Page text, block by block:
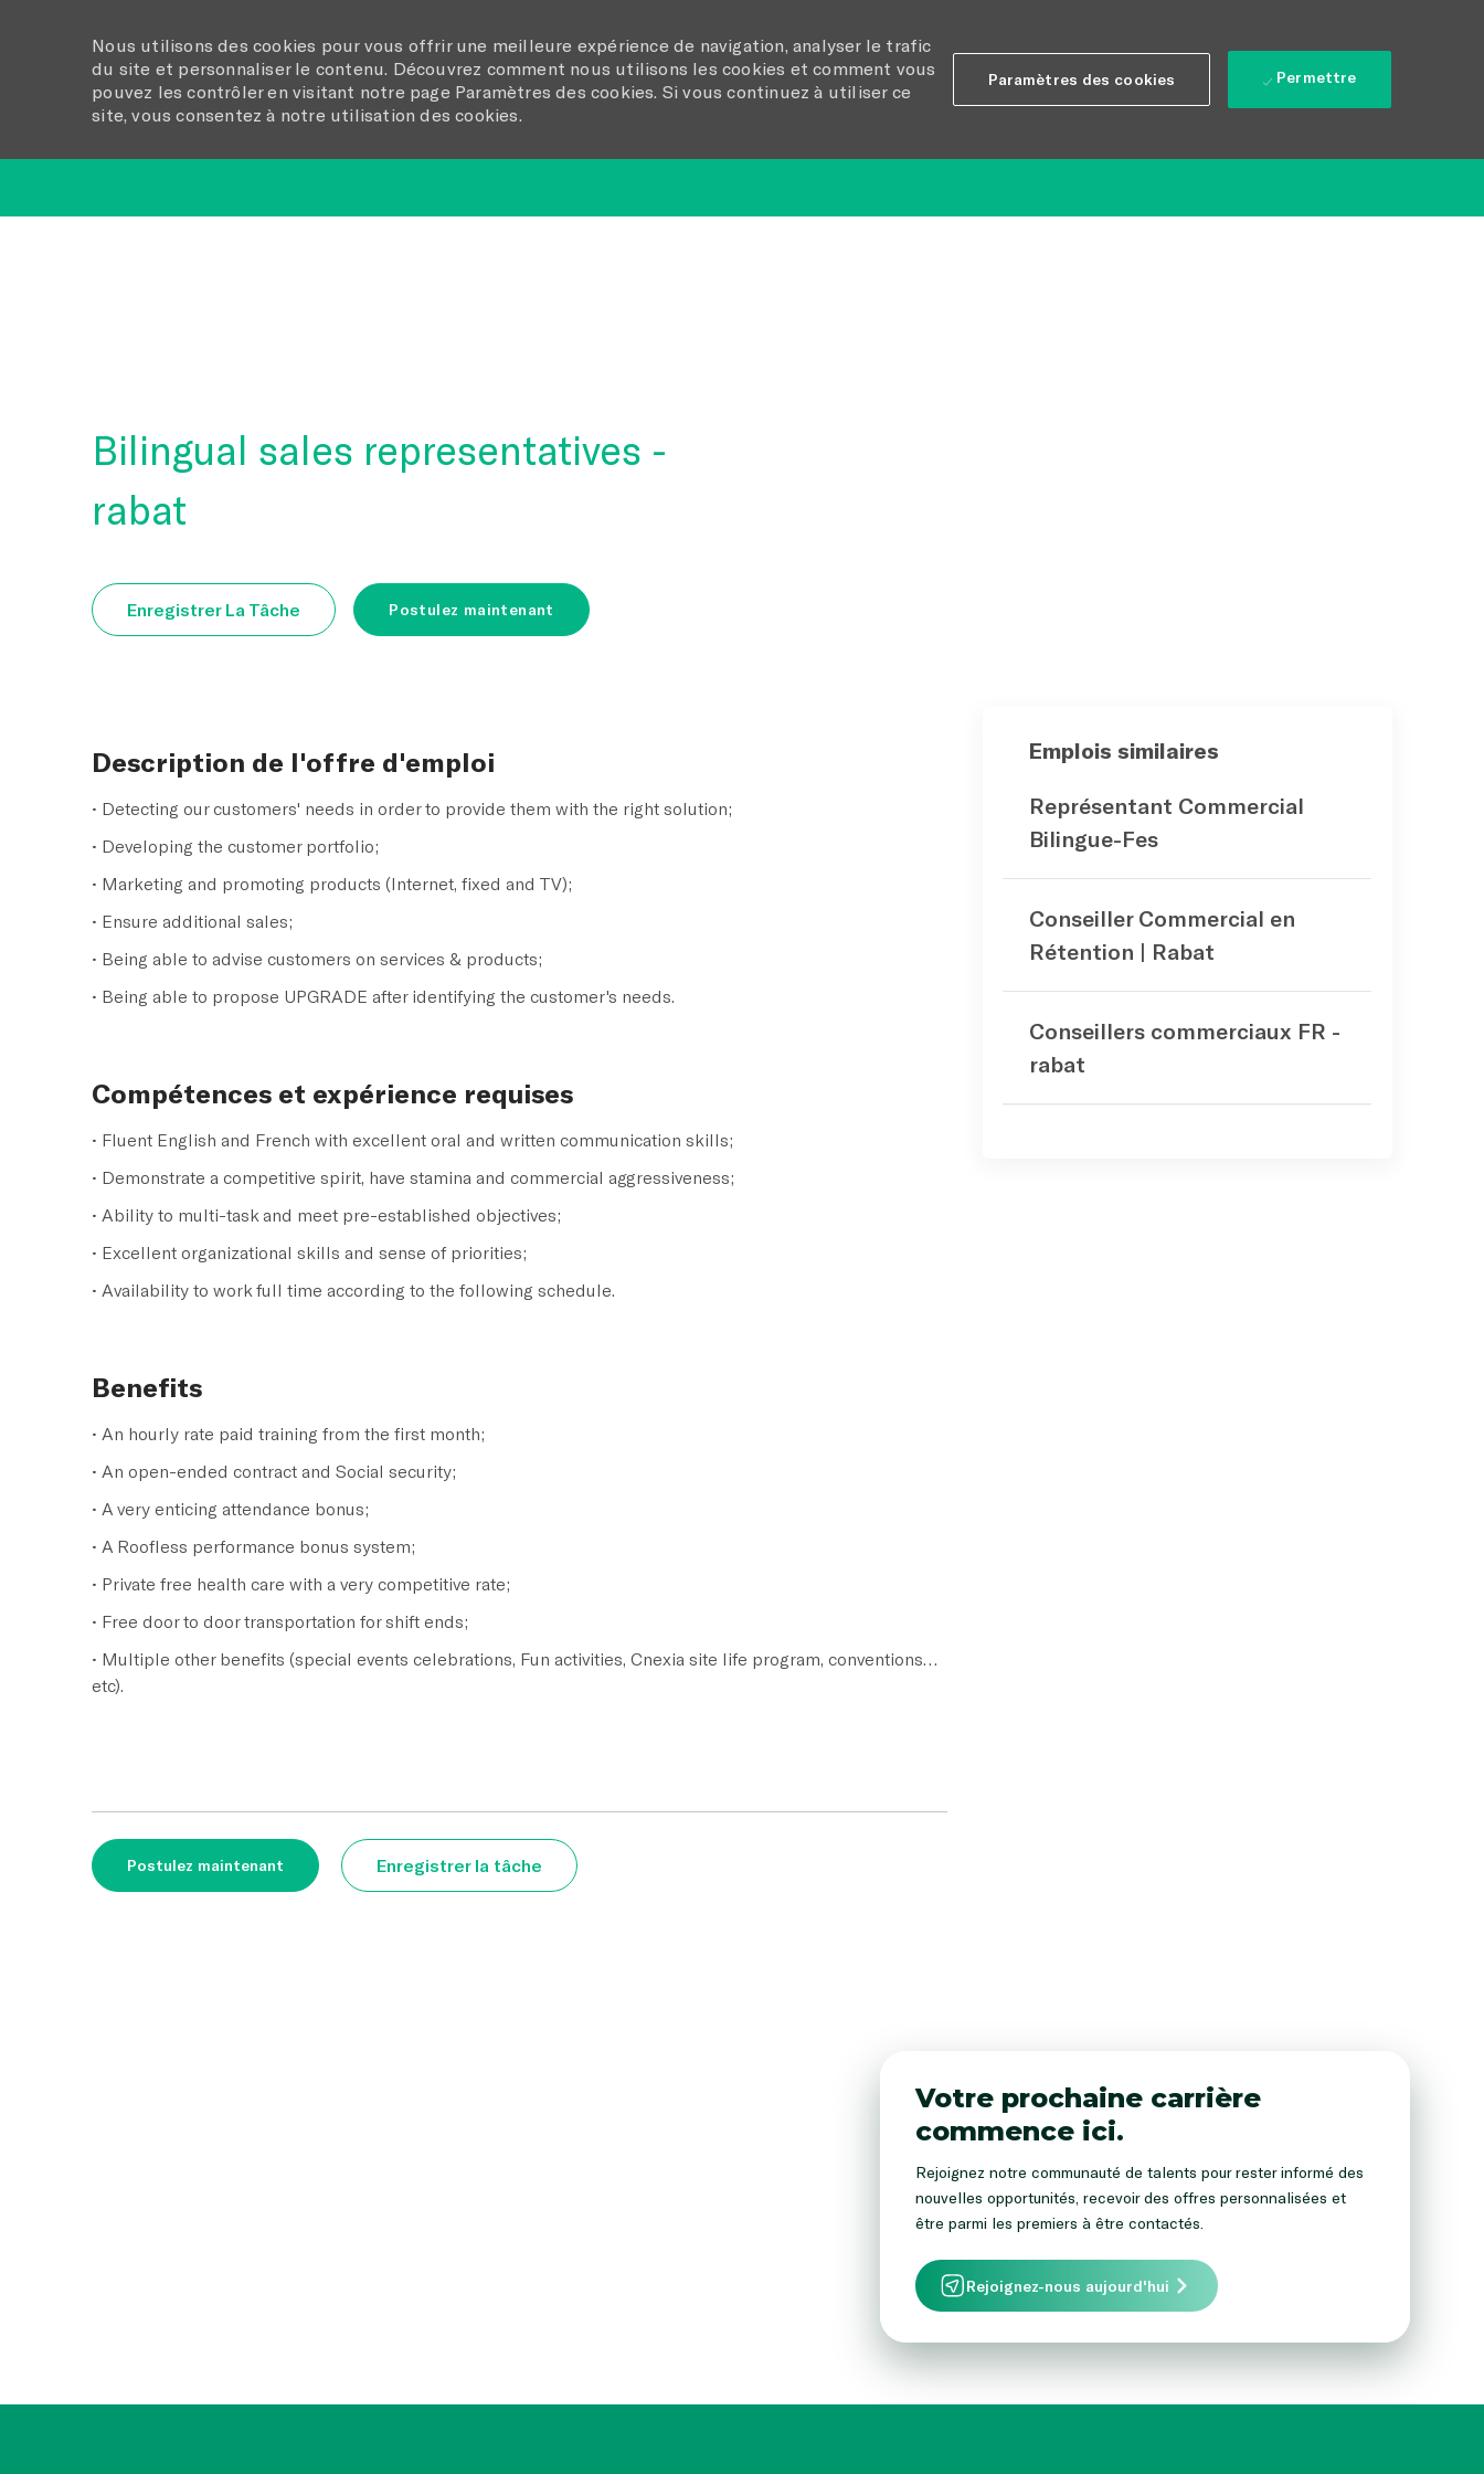
Nous utilisons des cookies pour vous offrir une meilleure expérience de navigation, analyser le trafic
du site et personnaliser le contenu. Découvrez comment nous utilisons les cookies et comment vous
pouvez les contrôler en visitant notre page Paramètres des cookies. Si vous continuez à utiliser ce
site, vous consentez à notre utilisation des cookies.
Paramètres des cookies Permettre
Bilingual sales representatives -
rabat
Enregistrer La Tâche Postulez maintenant
Description de l'offre d'emploi
• Detecting our customers' needs in order to provide them with the right solution;
• Developing the customer portfolio;
• Marketing and promoting products (Internet, fixed and TV);
• Ensure additional sales;
• Being able to advise customers on services & products;
• Being able to propose UPGRADE after identifying the customer's needs.
Compétences et expérience requises
• Fluent English and French with excellent oral and written communication skills;
• Demonstrate a competitive spirit, have stamina and commercial aggressiveness;
• Ability to multi-task and meet pre-established objectives;
• Excellent organizational skills and sense of priorities;
• Availability to work full time according to the following schedule.
Benefits
• An hourly rate paid training from the first month;
• An open-ended contract and Social security;
• A very enticing attendance bonus;
• A Roofless performance bonus system;
• Private free health care with a very competitive rate;
• Free door to door transportation for shift ends;
• Multiple other benefits (special events celebrations, Fun activities, Cnexia site life program, conventions…
etc).
Postulez maintenant Enregistrer la tâche
Emplois similaires
Représentant Commercial
Bilingue-Fes
Conseiller Commercial en
Rétention | Rabat
Conseillers commerciaux FR -
rabat
Votre prochaine carrière
commence ici.
Rejoignez notre communauté de talents pour rester informé des
nouvelles opportunités, recevoir des offres personnalisées et
être parmi les premiers à être contactés.
Rejoignez-nous aujourd'hui